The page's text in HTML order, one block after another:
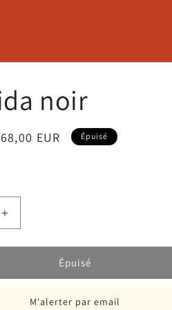
noir
EUR Épuisé
Augmenter
la
quantité
Top
Frida
Épuisé
M'alerter par email